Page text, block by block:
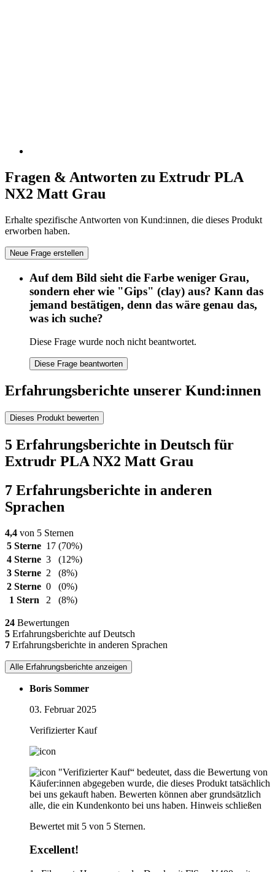
Fragen & Antworten zu Extrudr PLA
NX2 Matt Grau
Erhalte spezifische Antworten von Kund:innen, die dieses Produkt
erworben haben.
Neue Frage erstellen
Auf dem Bild sieht die Farbe weniger Grau,
sondern eher wie "Gips" (clay) aus? Kann das
jemand bestätigen, denn das wäre genau das,
was ich suche?
Diese Frage wurde noch nicht beantwortet.
Diese Frage beantworten
Erfahrungsberichte unserer Kund:innen
Dieses Produkt bewerten
5 Erfahrungsberichte in Deutsch für
Extrudr PLA NX2 Matt Grau
7 Erfahrungsberichte in anderen
Sprachen
4,4 von 5 Sternen
5 Sterne 17 (70%)
4 Sterne 3
(12%)
3 Sterne 2
(8%)
2 Sterne 0
(0%)
1 Stern
2 (8%)
24 Bewertungen
5 Erfahrungsberichte auf Deutsch
7 Erfahrungsberichte in anderen Sprachen
Alle Erfahrungsberichte anzeigen
Boris Sommer
03. Februar 2025
Verifizierter Kauf
"Verifizierter Kauf“ bedeutet, dass die Bewertung von
Käufer:innen abgegeben wurde, die dieses Produkt tatsächlich
bei uns gekauft haben. Bewerten können aber grundsätzlich
alle, die ein Kundenkonto bei uns haben. Hinweis schließen
Bewertet mit 5 von 5 Sternen.
Excellent!